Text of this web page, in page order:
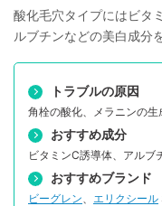
酸化毛穴タイプにはビタ
ルブチンなどの美白成分
トラブルの原因
角栓の酸化、メラニンの生
おすすめ成分
ビタミンC誘導体、アルブ
おすすめブランド
ビーグレン エリクシール